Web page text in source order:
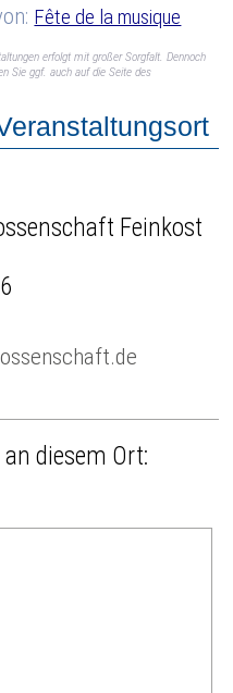
Fête de la musique
erfolgt mit großer Sorgfalt. Dennoch
Sie ggf. auch auf die Seite des
Feinkost
diesem Ort: